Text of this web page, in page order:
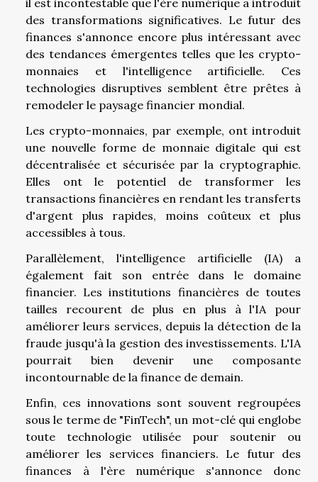
il est incontestable que l'ère numérique a introduit
des transformations significatives. Le futur des
finances s'annonce encore plus intéressant avec
des tendances émergentes telles que les crypto-
monnaies et l'intelligence artificielle. Ces
technologies disruptives semblent être prêtes à
remodeler le paysage financier mondial.
Les crypto-monnaies, par exemple, ont introduit
une nouvelle forme de monnaie digitale qui est
décentralisée et sécurisée par la cryptographie.
Elles ont le potentiel de transformer les
transactions financières en rendant les transferts
d'argent plus rapides, moins coûteux et plus
accessibles à tous.
Parallèlement, l'intelligence artificielle (IA) a
également fait son entrée dans le domaine
financier. Les institutions financières de toutes
tailles recourent de plus en plus à l'IA pour
améliorer leurs services, depuis la détection de la
fraude jusqu'à la gestion des investissements. L'IA
pourrait bien devenir une composante
incontournable de la finance de demain.
Enfin, ces innovations sont souvent regroupées
sous le terme de "FinTech", un mot-clé qui englobe
toute technologie utilisée pour soutenir ou
améliorer les services financiers. Le futur des
finances à l'ère numérique s'annonce donc